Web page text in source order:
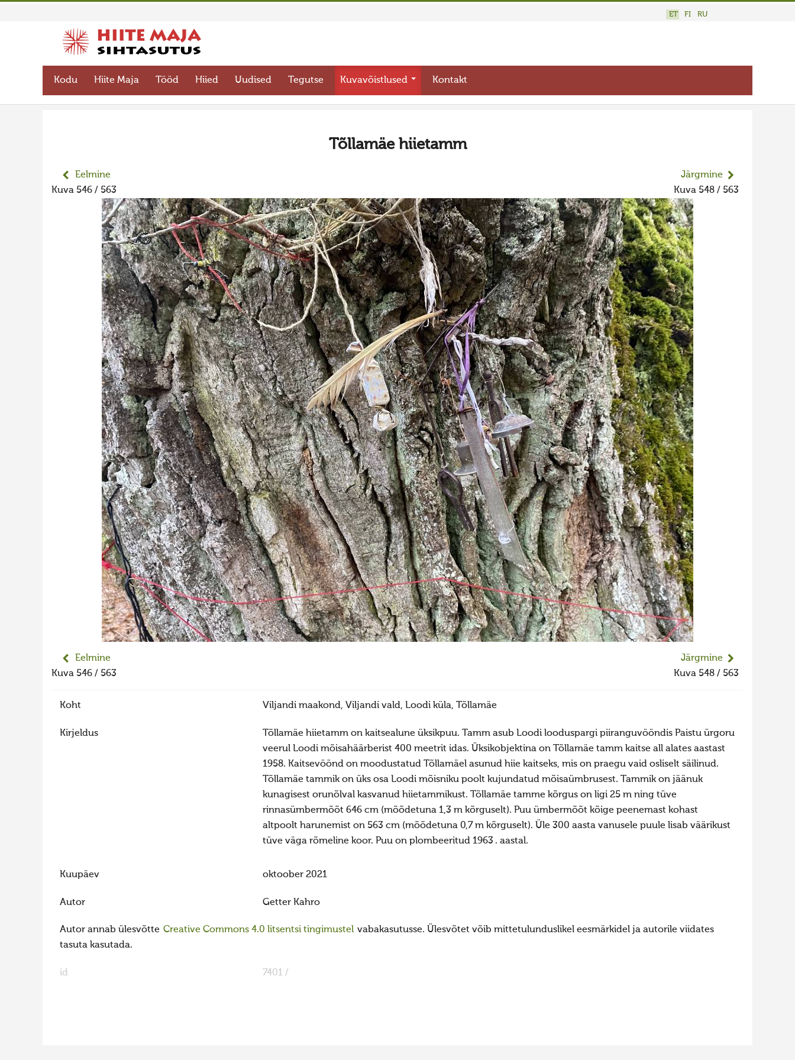
ET FI RU
Kodu Hiite Maja Tööd Hiied Uudised Tegutse Kuvavõistlused Kontakt
Tõllamäe hiietamm
Eelmine
Kuva 546 / 563
Järgmine
Kuva 548 / 563
Eelmine
Kuva 546 / 563
Järgmine
Kuva 548 / 563
Koht Viljandi maakond, Viljandi vald, Loodi küla, Tõllamäe
Kirjeldus
Tõllamäe hiietamm on kaitsealune üksikpuu. Tamm asub Loodi looduspargi piiranguvööndis Paistu ürgoru
veerul Loodi mõisahäärberist 400 meetrit idas. Üksikobjektina on Tõllamäe tamm kaitse all alates aastast
1958. Kaitsevöönd on moodustatud Tõllamäel asunud hiie kaitseks, mis on praegu vaid osliselt säilinud.
Tõllamäe tammik on üks osa Loodi mõisniku poolt kujundatud mõisaümbrusest. Tammik on jäänuk
kunagisest orunõlval kasvanud hiietammikust. Tõllamäe tamme kõrgus on ligi 25 m ning tüve
rinnasümbermõõt 646 cm (mõõdetuna 1,3 m kõrguselt). Puu ümbermõõt kõige peenemast kohast
altpoolt harunemist on 563 cm (mõõdetuna 0,7 m kõrguselt). Üle 300 aasta vanusele puule lisab väärikust
tüve väga rõmeline koor. Puu on plombeeritud 1963 . aastal.
Kuupäev oktoober 2021
Autor Getter Kahro
Autor annab ülesvõtte Creative Commons 4.0 litsentsi tingimustel vabakasutusse. Ülesvõtet võib mittetulunduslikel eesmärkidel ja autorile viidates
tasuta kasutada.
id 7401 /